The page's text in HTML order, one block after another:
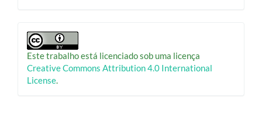
Este trabalho está licenciado sob uma licença
Creative Commons Attribution 4.0 International
License